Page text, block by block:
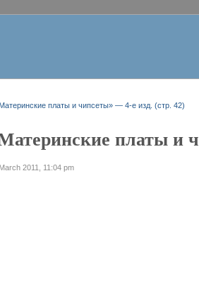
платы и чипсеты» — 4-е изд. (стр. 42)
платы и
2011, 11:04 pm